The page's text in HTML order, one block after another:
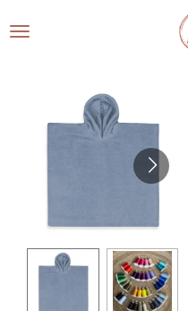
direct
hoofdinhoud